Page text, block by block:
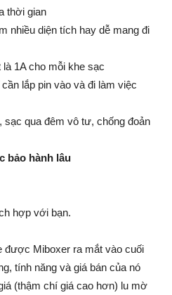
thời gian
nhiều diện tích hay dễ mang đi
là 1A cho mỗi khe sạc
cần lắp pin vào và đi làm việc
sạc qua đêm vô tư, chống đoản
bảo hành lâu
hợp với bạn.
được Miboxer ra mắt vào cuối
tính năng và giá bán của nó
(thậm chí giá cao hơn) lu mờ